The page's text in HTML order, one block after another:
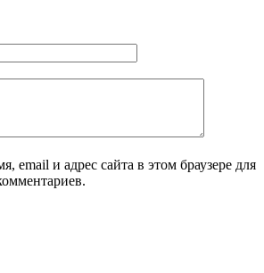
email и адрес сайта в этом браузере для